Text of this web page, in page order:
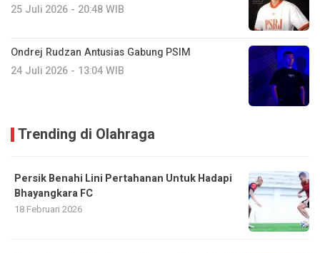
25 Juli 2026 - 20:48 WIB
Ondrej Rudzan Antusias Gabung PSIM
24 Juli 2026 - 13:04 WIB
Trending di Olahraga
Persik Benahi Lini Pertahanan Untuk Hadapi
Bhayangkara FC
18 Februari 2026